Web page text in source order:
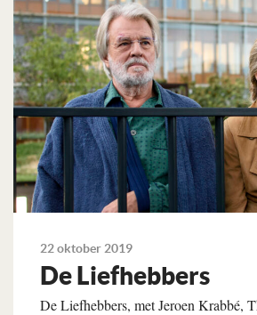
22 oktober 2019
De Liefhebbers
De Liefhebbers, met Jeroen Krabbé,